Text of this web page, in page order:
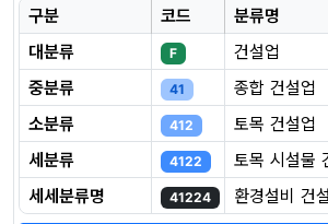
구분 코드
분류명
대분류
F
건설업
중분류
41
종합 건설업
소분류
412
토목 건설업
세분류
4122
토목 시설물
세세분류명
41224 환경설비 건